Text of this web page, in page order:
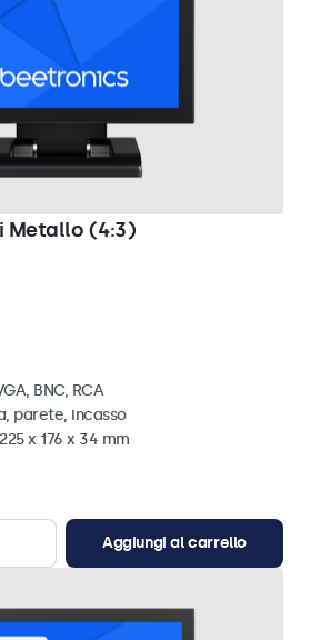
Metallo (4:3)
BNC, RCA
parete, incasso
x 176 x 34 mm
Aggiungi al carrello